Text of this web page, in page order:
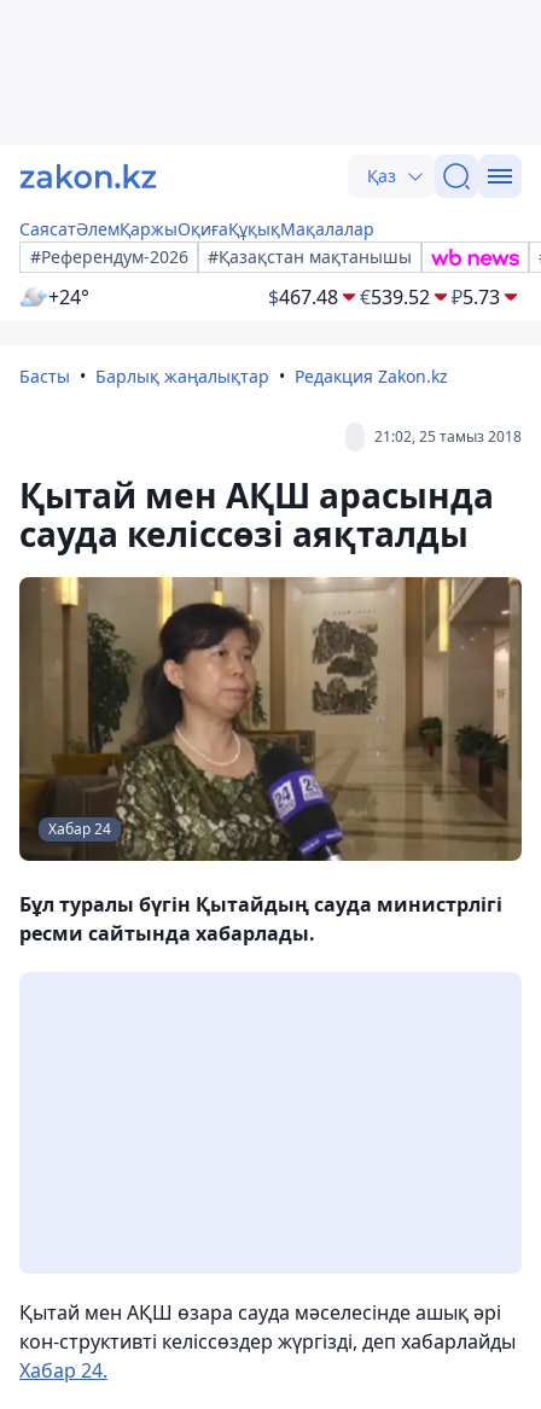
Қаз
СаясатӘлемҚаржыОқиғаҚұқықМақалалар
#Референдум-2026
#Қазақстан мақтанышы
+24° $467.48 €539.52 ₽5.73
Басты Барлық жаңалықтар Редакция Zakon.kz
21:02, 25 тамыз 2018
Қытай мен АҚШ арасында
сауда келіссөзі аяқталды
Хабар 24
Бұл туралы бүгін Қытайдың сауда министрлігі
ресми сайтында хабарлады.
Қытай мен АҚШ өзара сауда мәселесінде ашық әрі
кон-структивті келіссөздер жүргізді, деп хабарлайды
Хабар 24.